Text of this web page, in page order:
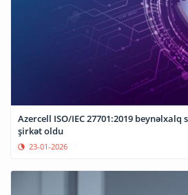
Azercell ISO/IEC 27701:2019 beynəlxalq
şirkət oldu
23-01-2026